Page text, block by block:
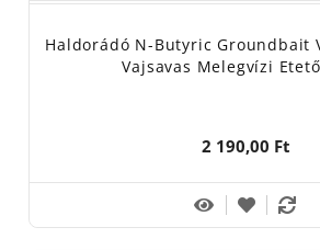
Haldorádó N-Butyric Groundbait
Vajsavas Melegvízi
2 190,00 Ft